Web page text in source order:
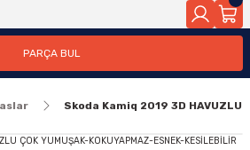
PARÇA BUL
Skoda Kamiq 2019 3D HAVUZLU